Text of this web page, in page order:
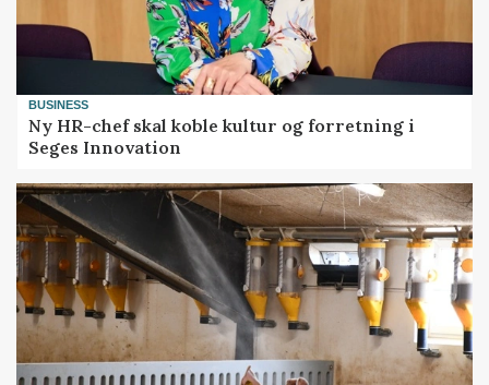
BUSINESS
Ny HR-chef skal koble kultur og forretning i
Seges Innovation